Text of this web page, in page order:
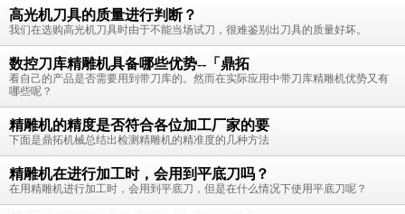
高光机刀具的质量进行判断？
我们在选购高光机刀具时由于不能当场试刀，很难鉴别出刀具的质量好坏。
数控刀库精雕机具备哪些优势--「鼎拓
看自己的产品是否需要用到带刀库的。然而在实际应用中带刀库精雕机优势又有
哪些呢？
精雕机的精度是否符合各位加工厂家的要
下面是鼎拓机械总结出检测精雕机的精准度的几种方法
精雕机在进行加工时，会用到平底刀吗？
在用精雕机进行加工时，会用到平底刀，但是在什么情况下使用平底刀呢？